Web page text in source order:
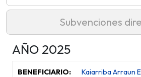
Subvenciones
AÑO 2025
Kaiarriba Arraun